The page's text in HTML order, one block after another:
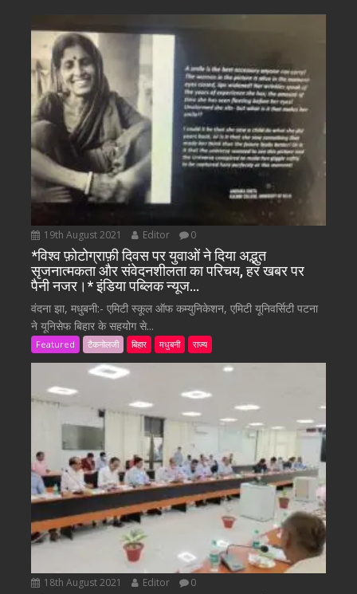
19th August 2021 Editor 0
*विश्व फ़ोटोग्राफ़ी दिवस पर युवाओं ने दिया अद्भुत
सृजनात्मकता और संवेदनशीलता का परिचय, हर खबर पर
पैनी नजर।* इंडिया पब्लिक न्यूज…
वंदना झा, मधुबनी:- एमिटी स्कूल ऑफ कम्युनिकेशन, एमिटी यूनिवर्सिटी पटना
ने यूनिसेफ बिहार के सहयोग से...
Featured टैकनोलजी बिहार मधुबनी राज्य
18th August 2021 Editor 0